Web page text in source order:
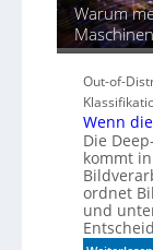
Warum
Out-of-
Wenn
Die
kommt
ordnet
und